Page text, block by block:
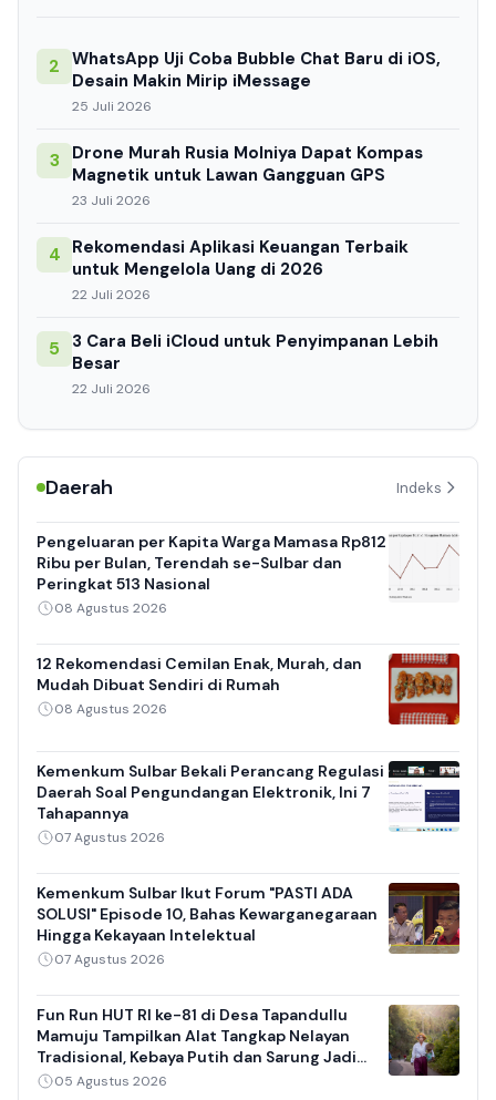
2 WhatsApp Uji Coba Bubble Chat Baru di iOS,
Desain Makin Mirip iMessage
25 Juli 2026
3
Drone Murah Rusia Molniya Dapat Kompas
Magnetik untuk Lawan Gangguan GPS
23 Juli 2026
4 Rekomendasi Aplikasi Keuangan Terbaik
untuk Mengelola Uang di 2026
22 Juli 2026
5
3 Cara Beli iCloud untuk Penyimpanan Lebih
Besar
22 Juli 2026
Daerah Indeks
Pengeluaran per Kapita Warga Mamasa Rp812
Ribu per Bulan, Terendah se-Sulbar dan
Peringkat 513 Nasional
08 Agustus 2026
12 Rekomendasi Cemilan Enak, Murah, dan
Mudah Dibuat Sendiri di Rumah
08 Agustus 2026
Kemenkum Sulbar Bekali Perancang Regulasi
Daerah Soal Pengundangan Elektronik, Ini 7
Tahapannya
07 Agustus 2026
Kemenkum Sulbar Ikut Forum "PASTI ADA
SOLUSI" Episode 10, Bahas Kewarganegaraan
Hingga Kekayaan Intelektual
07 Agustus 2026
Fun Run HUT RI ke-81 di Desa Tapandullu
Mamuju Tampilkan Alat Tangkap Nelayan
Tradisional, Kebaya Putih dan Sarung Jadi
Daya Tarik
05 Agustus 2026